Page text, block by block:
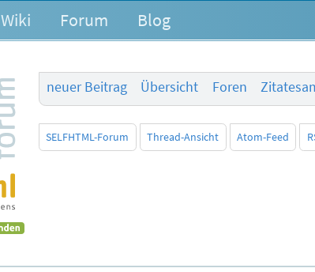
Wiki Forum Blog
neuer Beitrag
Übersicht Foren
SELFHTML-Forum Thread-Ansicht Atom-Feed